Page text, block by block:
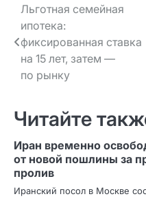
Навигация
по записям
Льготная семейная
ипотека:
фиксированная ставка
на 15 лет, затем —
по рынку
Читайте
Иран временно
от новой пошлины за
пролив
Иранский посол в Москве